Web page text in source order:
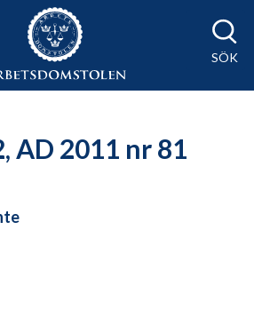
SÖK
AD 2011 nr 81